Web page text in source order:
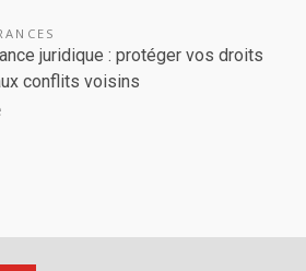
juridique : protéger vos droits
conflits voisins